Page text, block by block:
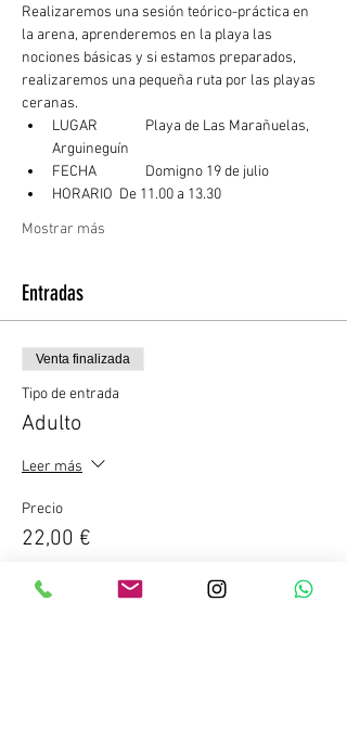
Realizaremos una sesión teórico-práctica en
la arena, aprenderemos en la playa las
nociones básicas y si estamos preparados,
realizaremos una pequeña ruta por las playas
ceranas.
LUGAR	  Playa de Las Marañuelas,
Arguineguín
FECHA	  Domigno 19 de julio
HORARIO  De 11.00 a 13.30
Mostrar más
Entradas
Venta finalizada
Tipo de entrada
Adulto
Leer más
Precio
22,00 €